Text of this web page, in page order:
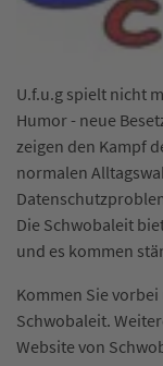
U.f.u.g spielt nicht
Humor - neue
zeigen den Kampf
normalen
Die Schwobaleit
und es kommen
Kommen Sie
Schwobaleit.
Website von